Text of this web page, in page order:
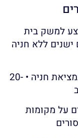
למשק בית
ישנים ללא חניה
• 60% מהדיירים מדווחים על קושי במציאת חניה • 20-
על מקומות